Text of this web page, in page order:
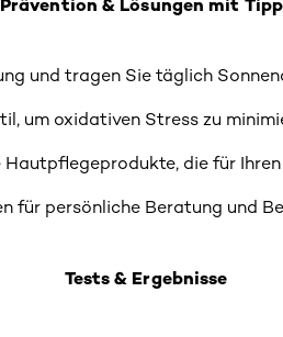
Prävention & Lösungen mit
und tragen Sie täglich
um oxidativen Stress zu
die für
für persönliche Beratung und
Tests & Ergebnisse